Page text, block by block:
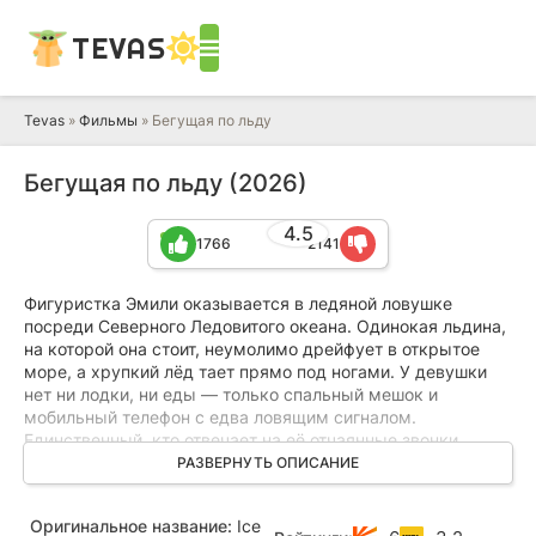
TEVAS
Tevas » Фильмы » Бегущая по льду
Бегущая по льду (2026)
4.5
1766 2141
Фигуристка Эмили оказывается в ледяной ловушке
посреди Северного Ледовитого океана. Одинокая льдина,
на которой она стоит, неумолимо дрейфует в открытое
море, а хрупкий лёд тает прямо под ногами. У девушки
нет ни лодки, ни еды — только спальный мешок и
мобильный телефон с едва ловящим сигналом.
Единственный, кто отвечает на её отчаянные звонки,
оказывается назойливым продавцом кондиционеров,
который не понимает всей серьёзности её положения.
В борьбе с холодом, страхом и приближающейся гибелью
РАЗВЕРНУТЬ ОПИСАНИЕ
Оригинальное название: Ice